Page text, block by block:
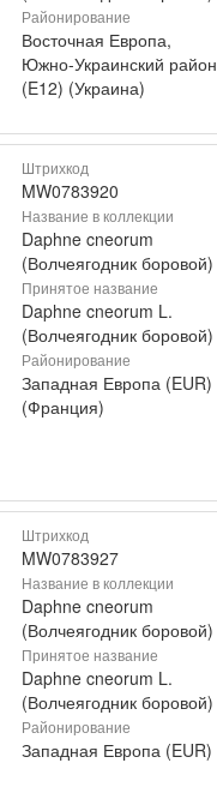
Районирование
Восточная Европа,
Южно-Украинский район
(E12) (Украина)
Штрихкод
MW0783920
Название в коллекции
Daphne cneorum
(Волчеягодник боровой)
Принятое название
Daphne cneorum L.
(Волчеягодник боровой)
Районирование
Западная Европа (EUR)
(Франция)
Штрихкод
MW0783927
Название в коллекции
Daphne cneorum
(Волчеягодник боровой)
Принятое название
Daphne cneorum L.
(Волчеягодник боровой)
Районирование
Западная Европа (EUR)